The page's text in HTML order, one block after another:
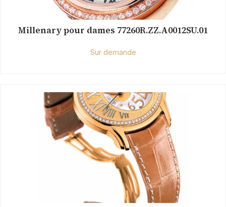
Millenary pour dames 77260R.ZZ.A0012SU.01
Sur demande